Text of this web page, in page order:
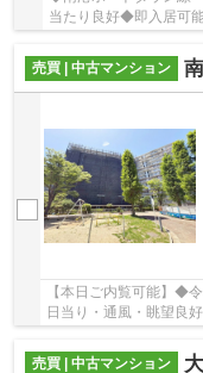
当たり良好◆即入居可
売買 | 中古マンション
【本日ご内覧可能】◆
日当り・通風・眺望良
売買 | 中古マンション